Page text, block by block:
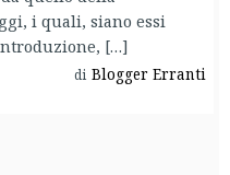
i quali, siano essi
[…]
di Blogger Erranti